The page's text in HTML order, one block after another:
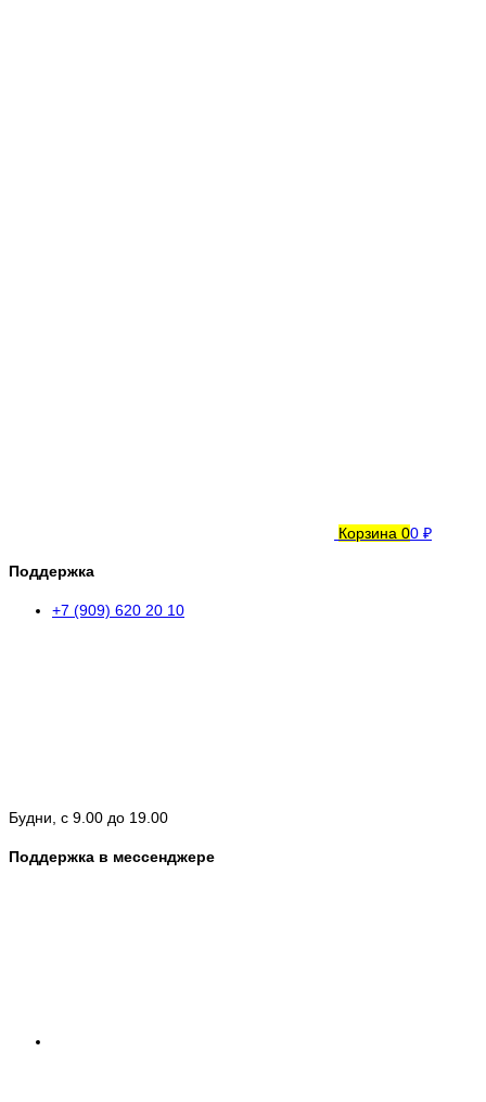
Корзина 00 ₽
Поддержка
+7 (909) 620 20 10
Будни, с 9.00 до 19.00
Поддержка в мессенджере